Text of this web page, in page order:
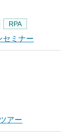
RPA
ミナー
アー